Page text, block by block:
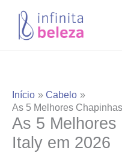
conteúdo
Início
Cabelo
As 5 Melhores
As 5
Italy em 2026